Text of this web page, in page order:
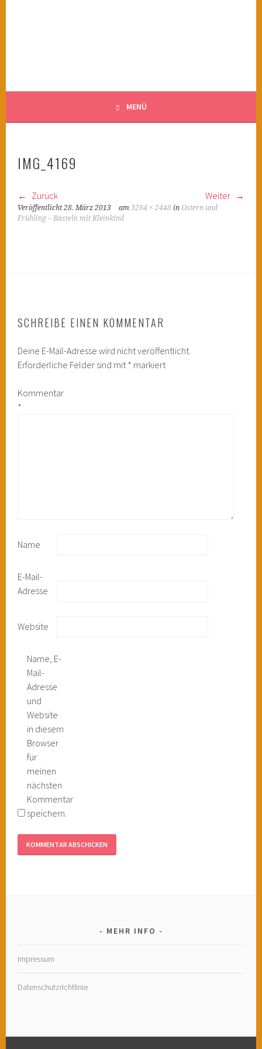
MENÜ
IMG_4169
Zurück Weiter
Veröffentlicht28. März 2013 am3264 × 2448 inOstern und
Frühling – Basteln mit Kleinkind
SCHREIBE EINEN KOMMENTAR
Deine E-Mail-Adresse wird nicht veröffentlicht.
Erforderliche Felder sind mit * markiert
Kommentar
*
Name
E-Mail-
Adresse
Website
Name, E-
Mail-
Adresse
und
Website
in diesem
Browser
für
meinen
nächsten
Kommentar
speichern.
MEHR INFO
Impressum
Datenschutzrichtlinie